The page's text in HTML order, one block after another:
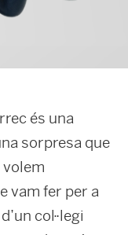
és una
sorpresa que
vam fer per a
col·legi